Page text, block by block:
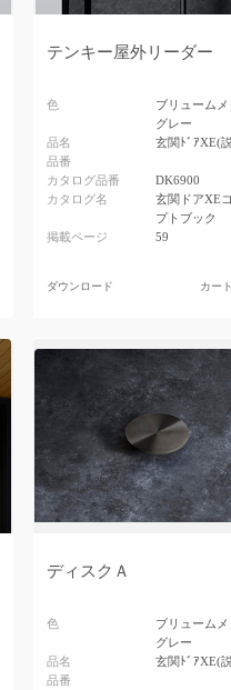
テンキー屋外リーダー
色
ブリューム
グレー
品名
玄関ﾄﾞｱXE(
品番
カタログ品番
DK6900
カタログ名
玄関ドアXE
プトブック
掲載ページ
59
ダウンロード カー
ディスクＡ
色
ブリューム
グレー
品名
玄関ﾄﾞｱXE(
品番